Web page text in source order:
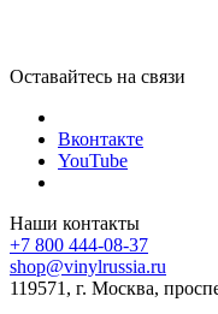
Оставайтесь на связи
Вконтакте
YouTube
Наши контакты
+7 800 444-08-37
shop@vinylrussia.ru
119571, г. Москва,